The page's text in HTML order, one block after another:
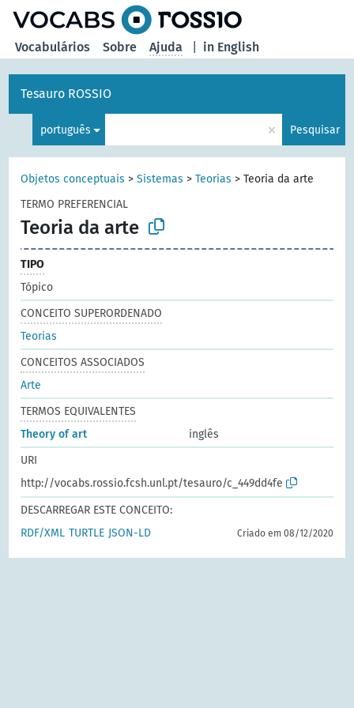
in English
Vocabulários Sobre Ajuda
Tesauro ROSSIO
português × Pesquisar
Objetos conceptuais >Sistemas >Teorias >Teoria da arte
TERMO PREFERENCIAL
Teoria da arte
TIPO
Tópico
CONCEITO SUPERORDENADO
Teorias
CONCEITOS ASSOCIADOS
Arte
TERMOS EQUIVALENTES
Theory of art
inglês
URI
http://vocabs.rossio.fcsh.unl.pt/tesauro/c_449dd4fe
DESCARREGAR ESTE CONCEITO:
RDF/XML TURTLE JSON-LD Criado em 08/12/2020